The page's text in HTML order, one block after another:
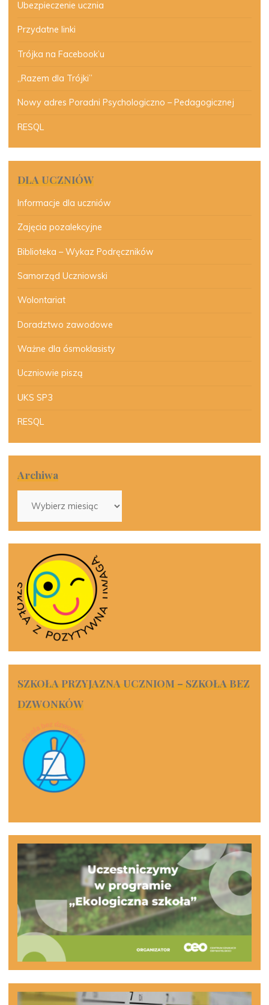
Ubezpieczenie ucznia
Przydatne linki
Trójka na Facebook’u
„Razem dla Trójki”
Nowy adres Poradni Psychologiczno – Pedagogicznej
RESQL
DLA UCZNIÓW
Informacje dla uczniów
Zajęcia pozalekcyjne
Biblioteka – Wykaz Podręczników
Samorząd Uczniowski
Wolontariat
Doradztwo zawodowe
Ważne dla ósmoklasisty
Uczniowie piszą
UKS SP3
RESQL
Archiwa
SZKOŁA PRZYJAZNA UCZNIOM – SZKOŁA BEZ
DZWONKÓW